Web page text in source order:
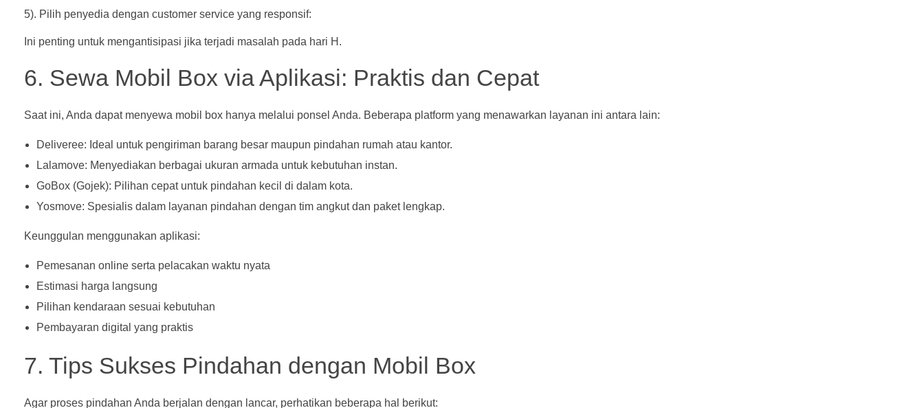
5). Pilih penyedia dengan customer service yang responsif:
Ini penting untuk mengantisipasi jika terjadi masalah pada hari H.
6. Sewa Mobil Box via Aplikasi: Praktis dan Cepat
Saat ini, Anda dapat menyewa mobil box hanya melalui ponsel Anda. Beberapa platform yang menawarkan layanan ini antara lain:
Deliveree: Ideal untuk pengiriman barang besar maupun pindahan rumah atau kantor.
Lalamove: Menyediakan berbagai ukuran armada untuk kebutuhan instan.
GoBox (Gojek): Pilihan cepat untuk pindahan kecil di dalam kota.
Yosmove: Spesialis dalam layanan pindahan dengan tim angkut dan paket lengkap.
Keunggulan menggunakan aplikasi:
Pemesanan online serta pelacakan waktu nyata
Estimasi harga langsung
Pilihan kendaraan sesuai kebutuhan
Pembayaran digital yang praktis
7. Tips Sukses Pindahan dengan Mobil Box
Agar proses pindahan Anda berjalan dengan lancar, perhatikan beberapa hal berikut: